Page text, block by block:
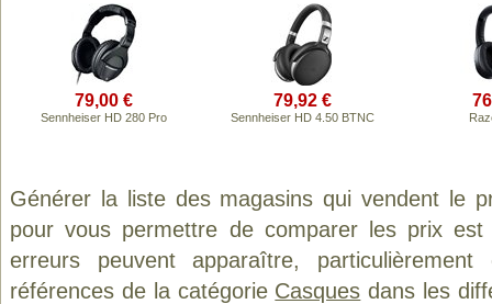
79,00 €
Sennheiser HD 280 Pro
79,92 €
Sennheiser HD 4.50 BTNC
Générer la liste des magasins qui vendent le
pour vous permettre de comparer les prix
erreurs peuvent apparaître,
références de la catégorie Casques dans les